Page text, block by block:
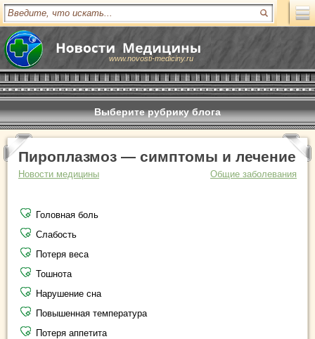
www.novosti-mediciny.ru
Выберите рубрику блога
Пироплазмоз — симптомы и лечение
Новости медицины Общие заболевания
Головная боль
Слабость
Потеря веса
Тошнота
Нарушение сна
Повышенная температура
Потеря аппетита